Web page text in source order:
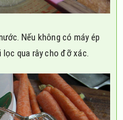
Nếu không có máy ép
qua rây cho đỡ xác.